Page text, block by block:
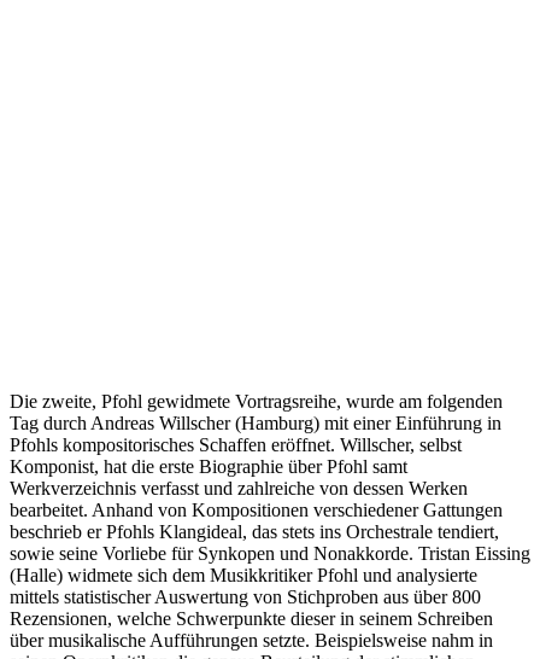
Die zweite, Pfohl gewidmete Vortragsreihe, wurde am folgenden
Tag durch Andreas Willscher (Hamburg) mit einer Einführung in
Pfohls kompositorisches Schaffen eröffnet. Willscher, selbst
Komponist, hat die erste Biographie über Pfohl samt
Werkverzeichnis verfasst und zahlreiche von dessen Werken
bearbeitet. Anhand von Kompositionen verschiedener Gattungen
beschrieb er Pfohls Klangideal, das stets ins Orchestrale tendiert,
sowie seine Vorliebe für Synkopen und Nonakkorde. Tristan Eissing
(Halle) widmete sich dem Musikkritiker Pfohl und analysierte
mittels statistischer Auswertung von Stichproben aus über 800
Rezensionen, welche Schwerpunkte dieser in seinem Schreiben
über musikalische Aufführungen setzte. Beispielsweise nahm in